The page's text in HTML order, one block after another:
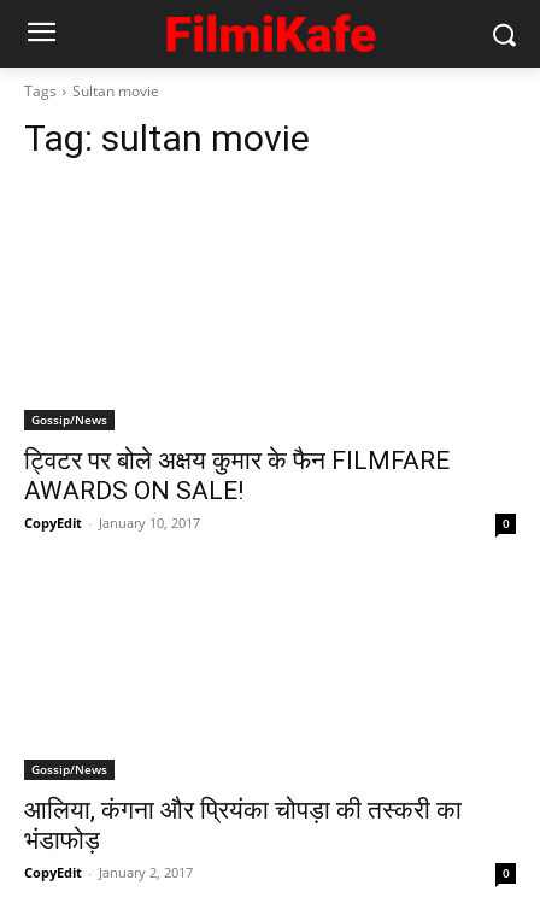
Tags Sultan movie
Tag: sultan movie
Gossip/News
ट्विटर पर बोले अक्षय कुमार के फैन FILMFARE
AWARDS ON SALE!
CopyEdit - January 10, 2017 0
Gossip/News
आलिया, कंगना और प्रियंका चोपड़ा की तस्‍करी का
भंडाफोड़
CopyEdit - January 2, 2017 0